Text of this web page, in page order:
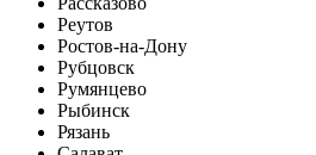
Реутов
Ростов-на-Дону
Рубцовск
Румянцево
Рыбинск
Рязань